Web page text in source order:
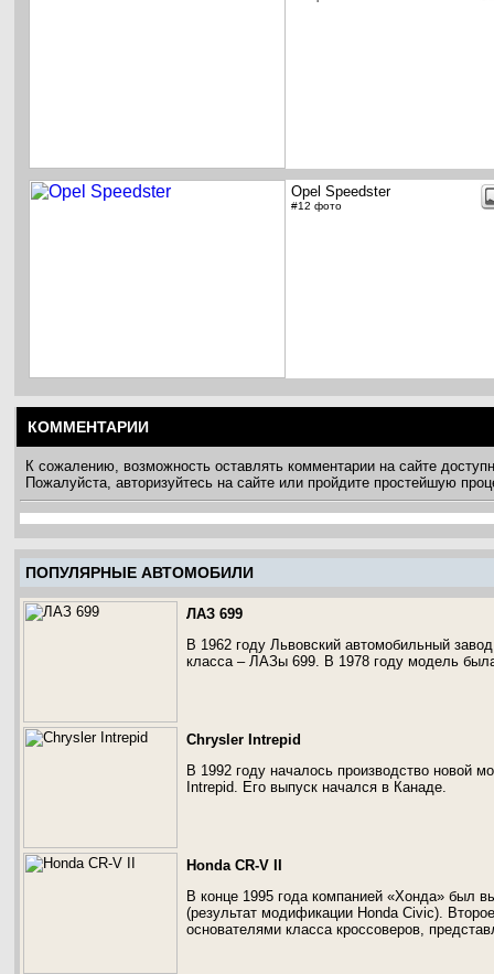
Opel Speedster
#12 фото
КОММЕНТАРИИ
К сожалению, возможность оставлять комментарии на сайте
Пожалуйста, авторизуйтесь на сайте или пройдите простейшую
ПОПУЛЯРНЫЕ АВТОМОБИЛИ
ЛАЗ 699
В 1962 году Львовский автомобильный
класса – ЛАЗы 699. В 1978 году модель
Chrysler Intrepid
В 1992 году началось производство новой
Intrepid. Его выпуск начался в Канаде.
Honda CR-V II
В конце 1995 года компанией «Хонда» был
(результат модификации Honda Civic).
основателями класса кроссоверов,